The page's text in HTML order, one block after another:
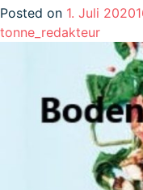
Posted on 1. Juli 2020
tonne_redakteur